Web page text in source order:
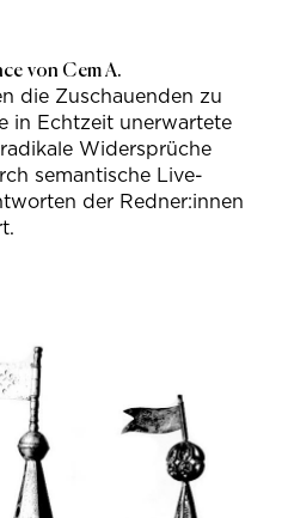
von Cem A.
die Zuschauenden zu
in Echtzeit unerwartete
Widersprüche
semantische Live-
der Redner:innen